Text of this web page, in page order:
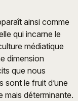
ainsi comme
qui incarne le
médiatique
dimension
que nous
sont le fruit d’une
mais déterminante.